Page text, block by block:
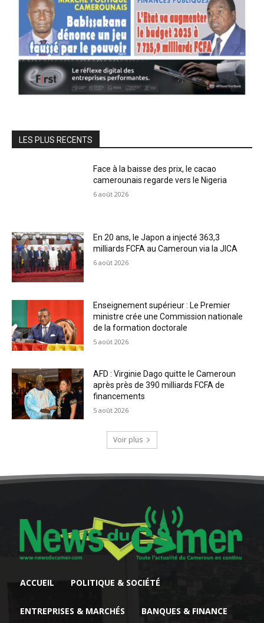
LES PLUS RECENTS
Face à la baisse des prix, le cacao
camerounais regarde vers le Nigeria
6 août 2026
En 20 ans, le Japon a injecté 363,3
milliards FCFA au Cameroun via la JICA
6 août 2026
Enseignement supérieur : Le Premier
ministre crée une Commission nationale
de la formation doctorale
5 août 2026
AFD : Virginie Dago quitte le Cameroun
après près de 390 milliards FCFA de
financements
5 août 2026
Voir plus
ACCUEIL POLITIQUE & SOCIÉTÉ
ENTREPRISES & MARCHÉS BANQUES & FINANCE